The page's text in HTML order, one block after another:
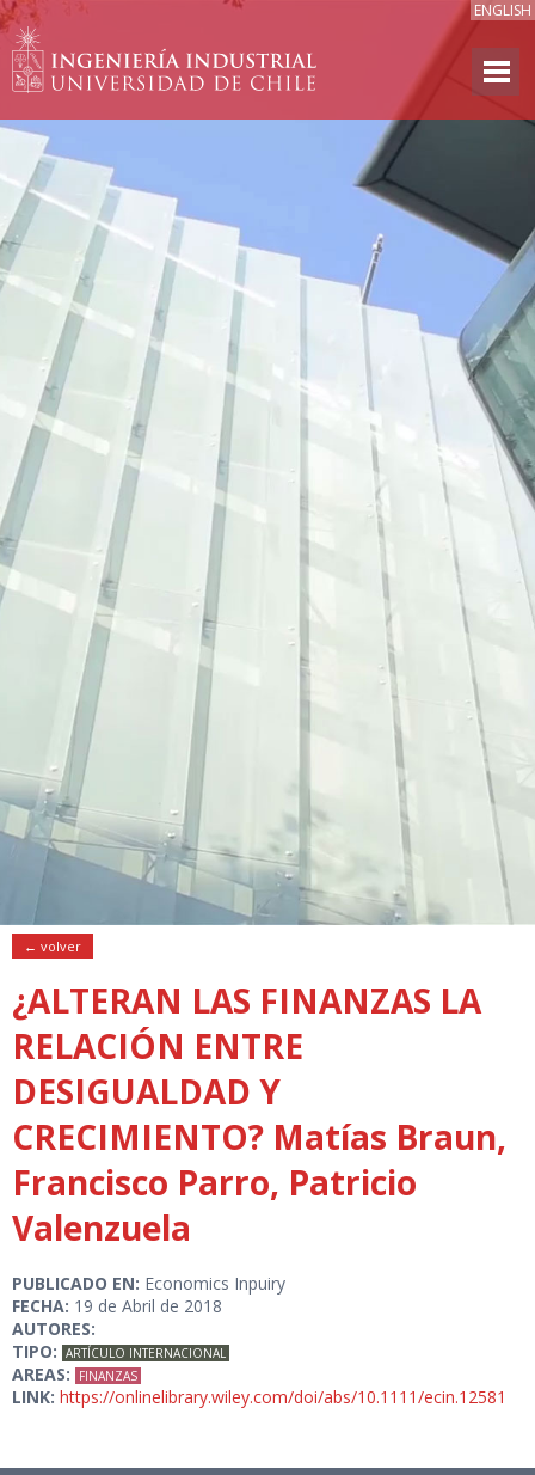
ENGLISH
← volver
¿ALTERAN LAS FINANZAS LA
RELACIÓN ENTRE
DESIGUALDAD Y
CRECIMIENTO? Matías Braun,
Francisco Parro, Patricio
Valenzuela
PUBLICADO EN: Economics Inpuiry
FECHA: 19 de Abril de 2018
AUTORES:
TIPO: ARTÍCULO INTERNACIONAL
AREAS: FINANZAS
LINK: https://onlinelibrary.wiley.com/doi/abs/10.1111/ecin.12581